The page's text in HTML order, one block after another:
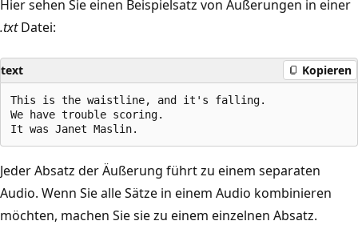
Hier sehen Sie einen Beispielsatz von Äußerungen in einer
.txtDatei:
text Kopieren
This is the waistline, and it's falling.
We have trouble scoring.
Jeder Absatz der Äußerung führt zu einem separaten
Audio. Wenn Sie alle Sätze in einem Audio kombinieren
möchten, machen Sie sie zu einem einzelnen Absatz.